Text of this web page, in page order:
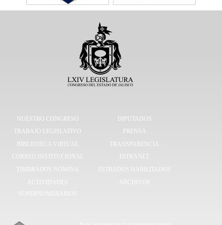
NUESTRO CONGRESO
DIPUTADOS
TRABAJO LEGISLATIVO
PRENSA
BIBLIOTECA VIRTUAL
TRANSPARENCIA
CORREO INSTITUCIONAL
INTRANET
TIMBRADOS NÓMINA
ESTRADOS HABILITADOS
ACTIVIDADES
SUPERNUMERARIOS
ARCHIVOS